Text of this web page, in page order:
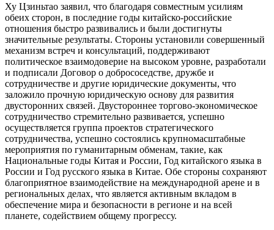
Ху Цзиньтао заявил, что благодаря совместным усилиям
обеих сторон, в последние годы китайско-российские
отношения быстро развивались и были достигнуты
значительные результаты. Стороны установили совершенный
механизм встреч и консультаций, поддерживают
политическое взаимодоверие на высоком уровне, разработали
и подписали Договор о добрососедстве, дружбе и
сотрудничестве и другие юридические документы, что
заложило прочную юридическую основу для развития
двусторонних связей. Двустороннее торгово-экономическое
сотрудничество стремительно развивается, успешно
осуществляется группа проектов стратегического
сотрудничества, успешно состоялись крупномасштабные
мероприятия по гуманитарным обменам, такие, как
Национальные годы Китая и России, Год китайского языка в
России и Год русского языка в Китае. Обе стороны сохраняют
благоприятное взаимодействие на международной арене и в
региональных делах, что является активным вкладом в
обеспечение мира и безопасности в регионе и на всей
планете, содействием общему прогрессу.